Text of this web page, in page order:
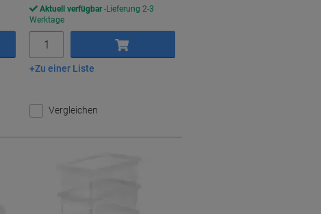
Aktuell verfügbar Lieferung 2-3
Werktage
In den Warenkorb
Zu einer Liste
Vergleichen